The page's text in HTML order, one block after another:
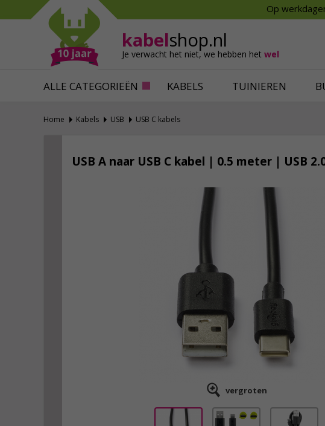
Op
kabelshop.nl
Je verwacht het niet, we hebben het wel
ALLE CATEGORIEËN KABELS TUINIEREN
Mollen verjagen
Slakken bestrijden
Katten verjagen
Alles tegen ongedierte
Verfbenodigdheden
Behangbenodigdheden
Ventilatie
Home Kabels USB USB C kabels
USB A naar USB C kabel | 0.5 meter | USB
vergroten